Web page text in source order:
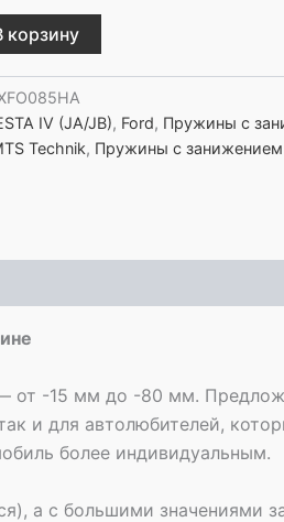
корзину
IV (JA/JB), Ford, Пружины с
Technik, Пружины с занижением
от -15 мм до -80 мм.
и для автолюбителей,
более индивидуальным.
а с большими значениями